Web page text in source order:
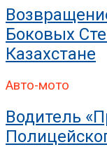
Боковых
Казахстане
Авто-мото
Водитель